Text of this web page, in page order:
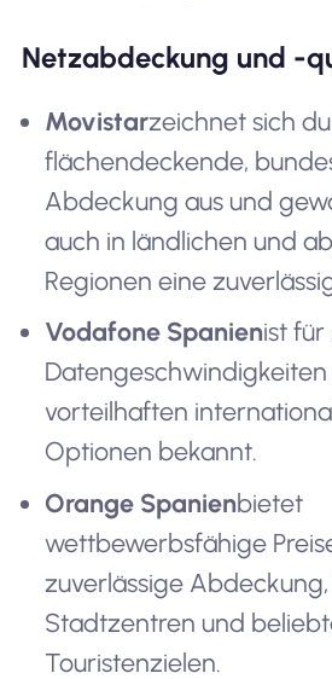
Netzabdeckung und -
Movistarzeichnet sich
flächendeckende,
Abdeckung aus und
auch in ländlichen und
Regionen eine
Vodafone Spanienist für
Datengeschwindigkeiten
vorteilhaften
Optionen bekannt.
Orange Spanienbietet
wettbewerbsfähige
zuverlässige
Stadtzentren und
Touristenzielen.